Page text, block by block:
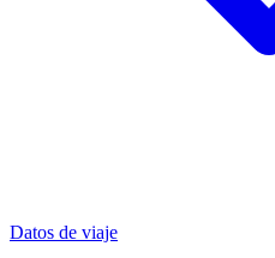
Datos de viaje